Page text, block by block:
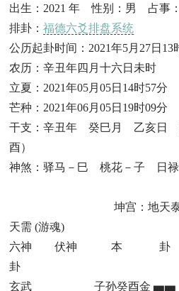
出生：2021 年 性别：男 占事
排卦： 福德六爻排盘系统
公历起卦时间：2021年5月27日
农历：辛丑年四月十六日未时
立夏：2021年05月05日14时57分
芒种：2021年06月05日19时09分
干支：辛丑年 癸巳月 乙亥
酉）
神煞：驿马－巳 桃花－子 日
坤宫：地天泰 (
天需 (游魂)
六神 伏神
卦
玄武 子孙癸酉金 ▅▅